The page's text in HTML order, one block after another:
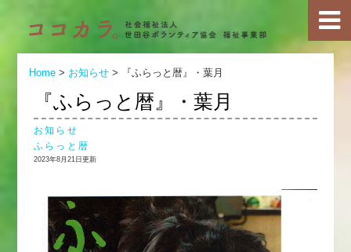
Home > お知らせ > 『ふらっと暦』・葉月
『ふらっと暦』・葉月
お知らせ
ふらっと暦
2023年8月21日更新